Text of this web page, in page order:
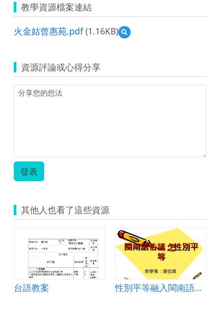
教學資源檔案連結
火金姑曾惠苑.pdf(1.16KB)
預
覽
曾
惠
資源評論或心得分享
發表
其他人也看了這些資源
台語教案
性別平等融入閩南語俗諺教學